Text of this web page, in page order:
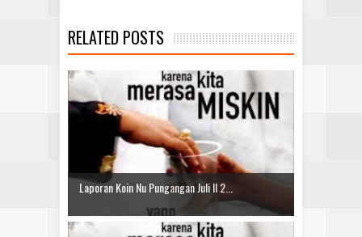
RELATED POSTS
Laporan Koin Nu Pungangan Juli II 2...